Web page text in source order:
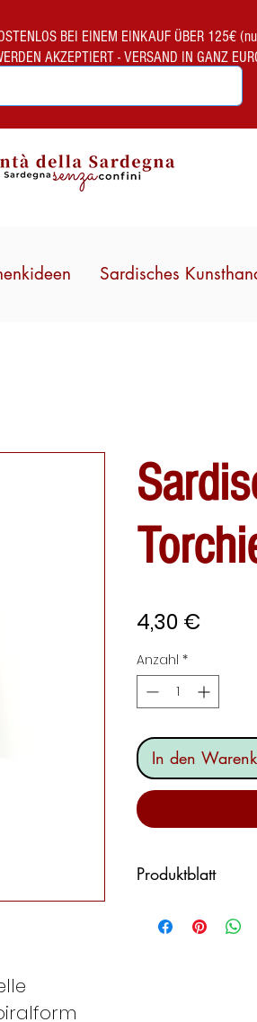
BEI EINEM EINKAUF ÜBER 125€
AKZEPTIERT - VERSAND IN GANZ
Sardisches
4,30 €
Anzahl *
In den
Produktblatt